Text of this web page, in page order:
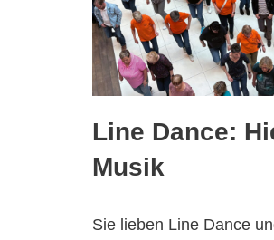
Line Dance:
Musik
Sie lieben Line Dance